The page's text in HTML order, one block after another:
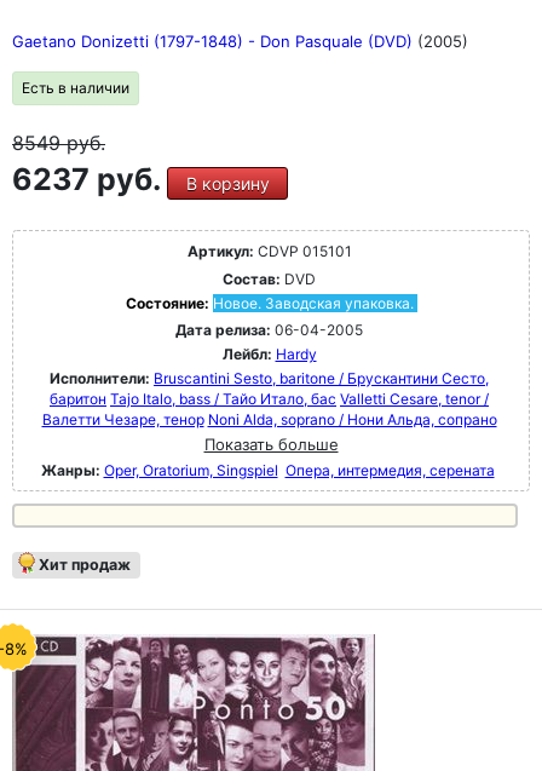
Gaetano Donizetti (1797-1848) - Don Pasquale (DVD) (2005)
Есть в наличии
8549руб.
6237 руб. В корзину
Артикул: CDVP 015101
Состав: DVD
Состояние: Новое. Заводская упаковка.
Дата релиза: 06-04-2005
Лейбл: Hardy
Исполнители: Bruscantini Sesto, baritone / Брускантини Сесто,
баритон Tajo Italo, bass / Тайо Итало, бас Valletti Cesare, tenor /
Валетти Чезаре, тенор Noni Alda, soprano / Нони Альда, сопрано
Показать больше
Жанры: Oper, Oratorium, Singspiel Опера, интермедия, серената
Хит продаж
8%